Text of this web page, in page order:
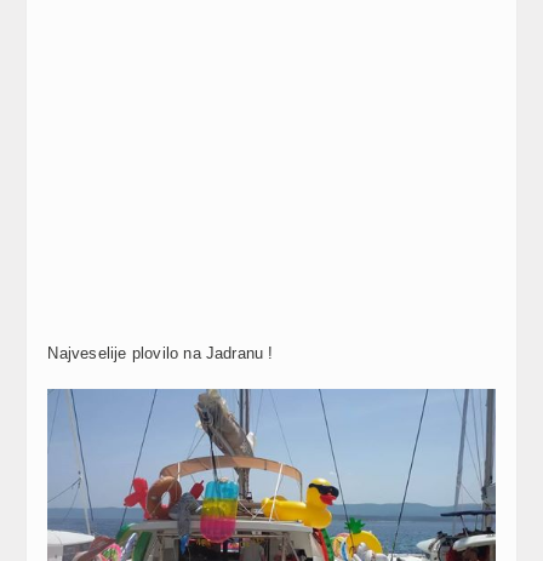
Najveselije plovilo na Jadranu !